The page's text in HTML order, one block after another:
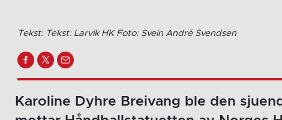
Tekst: Tekst: Larvik HK Foto: Svein André Svendsen
Karoline Dyhre Breivang ble den